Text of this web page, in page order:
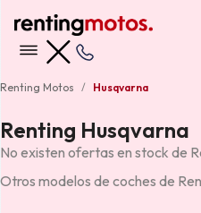
Renting Motos Husqvarna
Renting Husqvarna
No existen ofertas en stock de
Otros modelos de coches de